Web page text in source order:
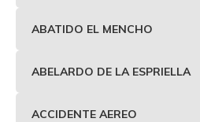
ABATIDO EL MENCHO
ABELARDO DE LA ESPRIELLA
ACCIDENTE AEREO